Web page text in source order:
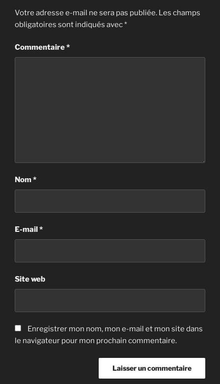
Votre adresse e-mail ne sera pas publiée. Les champs
obligatoires sont indiqués avec*
Commentaire*
Nom*
E-mail*
Site web
Enregistrer mon nom, mon e-mail et mon site dans
le navigateur pour mon prochain commentaire.